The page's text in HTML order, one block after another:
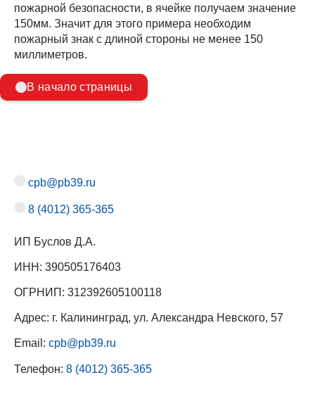
пожарной безопасности, в ячейке получаем значение
150мм. Значит для этого примера необходим
пожарный знак с длиной стороны не менее 150
миллиметров.
В начало страницы
cpb@pb39.ru
8 (4012) 365-365
ИП Буслов Д.А.
ИНН: 390505176403
ОГРНИП: 312392605100118
Адрес: г. Калининград, ул. Александра Невского, 57
Email: cpb@pb39.ru
Телефон: 8 (4012) 365-365